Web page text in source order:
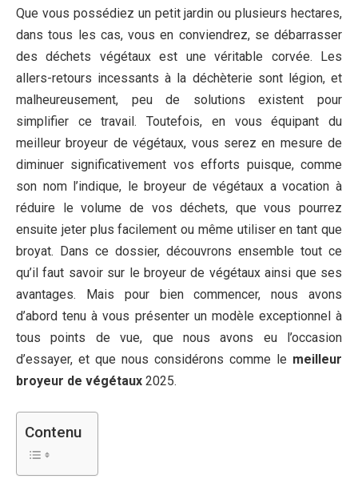
Que vous possédiez un petit jardin ou plusieurs hectares,
dans tous les cas, vous en conviendrez, se débarrasser
des déchets végétaux est une véritable corvée. Les
allers-retours incessants à la déchèterie sont légion, et
malheureusement, peu de solutions existent pour
simplifier ce travail. Toutefois, en vous équipant du
meilleur broyeur de végétaux, vous serez en mesure de
diminuer significativement vos efforts puisque, comme
son nom l’indique, le broyeur de végétaux a vocation à
réduire le volume de vos déchets, que vous pourrez
ensuite jeter plus facilement ou même utiliser en tant que
broyat. Dans ce dossier, découvrons ensemble tout ce
qu’il faut savoir sur le broyeur de végétaux ainsi que ses
avantages. Mais pour bien commencer, nous avons
d’abord tenu à vous présenter un modèle exceptionnel à
tous points de vue, que nous avons eu l’occasion
d’essayer, et que nous considérons comme le meilleur
broyeur de végétaux 2025.
Contenu